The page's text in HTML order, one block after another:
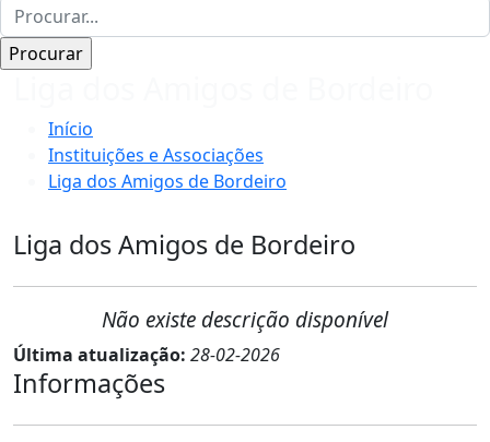
Início
Instituições e Associações
Liga dos Amigos de Bordeiro
Liga dos Amigos de Bordeiro
Não existe descrição disponível
Última atualização: 28-02-2026
Informações